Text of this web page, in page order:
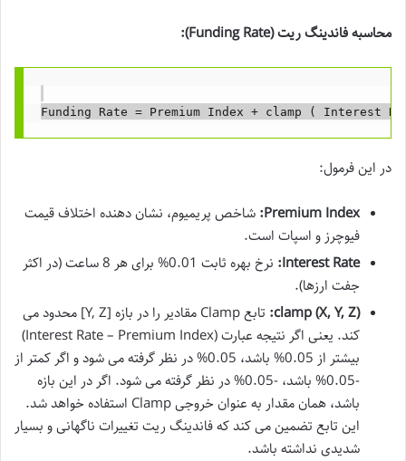
محاسبه فاندینگ ریت (Funding Rate):
در این فرمول:
Premium Index: شاخص پریمیوم، نشان دهنده اختلاف قیمت
فیوچرز و اسپات است.
Interest Rate:
نرخ بهره ثابت 0.01% برای هر 8 ساعت (در اکثر
جفت ارزها).
clamp (X, Y, Z):
تابع Clamp مقادیر را در بازه [Y, Z] محدود می
کند. یعنی اگر نتیجه عبارت (Interest Rate – Premium Index)
بیشتر از 0.05% باشد، 0.05% در نظر گرفته می شود و اگر کمتر از
-0.05% باشد، -0.05% در نظر گرفته می شود. اگر در این بازه
باشد، همان مقدار به عنوان خروجی Clamp استفاده خواهد شد.
این تابع تضمین می کند که فاندینگ ریت تغییرات ناگهانی و بسیار
شدیدی نداشته باشد.